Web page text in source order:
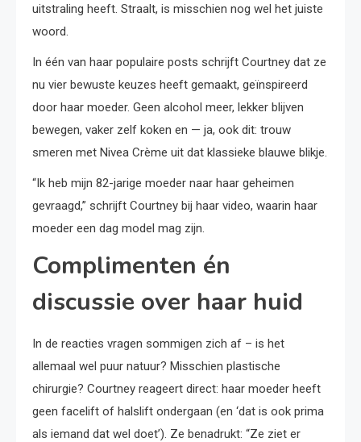
uitstraling heeft. Straalt, is misschien nog wel het juiste
woord.
In één van haar populaire posts schrijft Courtney dat ze
nu vier bewuste keuzes heeft gemaakt, geïnspireerd
door haar moeder. Geen alcohol meer, lekker blijven
bewegen, vaker zelf koken en — ja, ook dit: trouw
smeren met Nivea Crème uit dat klassieke blauwe blikje.
“Ik heb mijn 82-jarige moeder naar haar geheimen
gevraagd,” schrijft Courtney bij haar video, waarin haar
moeder een dag model mag zijn.
Complimenten én
discussie over haar huid
In de reacties vragen sommigen zich af – is het
allemaal wel puur natuur? Misschien plastische
chirurgie? Courtney reageert direct: haar moeder heeft
geen facelift of halslift ondergaan (en ‘dat is ook prima
als iemand dat wel doet’). Ze benadrukt: “Ze ziet er